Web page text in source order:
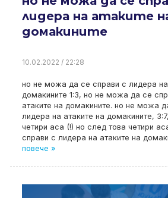
лидера на атаките
домакините
10.02.2022 / 22:28
но не можа да се справи с лидера на
домакините 1:3, но не можа да се
атаките на домакините. но не можа
лидера на атаките на домакините,
четири аса (!) но след това четири
справи с лидера на атаките на
повече »